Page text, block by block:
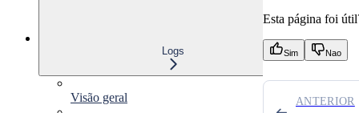
Logs
Visão geral
Esta página foi
Sim Nao
ANTERIOR